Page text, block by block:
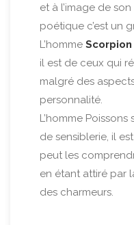
et à l’image de
poétique c’est un
L’homme Scorpion
il est de ceux qui
malgré des
personnalité.
L’homme
de sensiblerie, il
peut les
en étant attiré par
des charmeurs.